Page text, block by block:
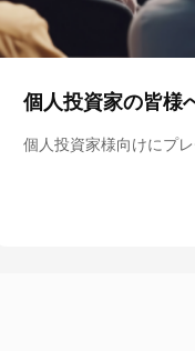
個人投資家の皆様
個人投資家様向けにプ